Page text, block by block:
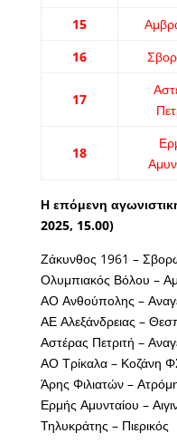
15
16
17
18
Η επόμενη
2025, 15.00)
Ζάκυνθος 1961 –
Ολυμπιακός Βόλου –
ΑΟ Ανθούπολης –
ΑΕ Αλεξάνδρειας –
Αστέρας Πετριτή –
ΑΟ Τρίκαλα – Κοζάνη
Άρης Φιλιατών –
Ερμής Αμυνταίου –
Τηλυκράτης – Πιερικός